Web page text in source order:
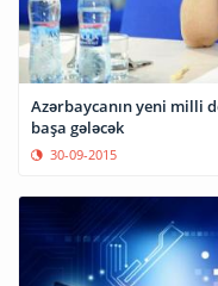
Azərbaycanın yeni milli
başa gələcək
30-09-2015